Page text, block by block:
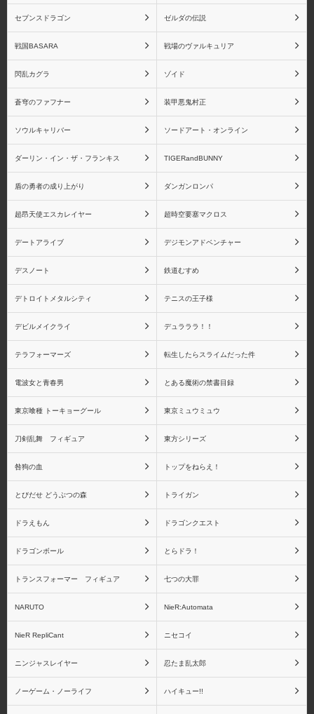
セブンスドラゴン ゼルダの伝説
戦国BASARA 戦場のヴァルキュリア
閃乱カグラ ゾイド
蒼穹のファフナー 装甲悪鬼村正
ソウルキャリバー ソードアート・オンライン
ダーリン・イン・ザ・フランキス TIGERandBUNNY
盾の勇者の成り上がり ダンガンロンパ
超昂天使エスカレイヤー 超時空要塞マクロス
デートアライブ デジモンアドベンチャー
デスノート 鉄道むすめ
デトロイトメタルシティ テニスの王子様
デビルメイクライ デュラララ！！
テラフォーマーズ 転生したらスライムだった件
電波女と青春男 とある魔術の禁書目録
東京喰種 トーキョーグール 東京ミュウミュウ
刀剣乱舞 フィギュア 東方シリーズ
咎狗の血 トップをねらえ！
とびだせ どうぶつの森 トライガン
ドラえもん ドラゴンクエスト
ドラゴンボール とらドラ！
トランスフォーマー フィギュア 七つの大罪
NARUTO NieR:Automata
NieR RepliCant ニセコイ
ニンジャスレイヤー 忍たま乱太郎
ノーゲーム・ノーライフ ハイキュー!!